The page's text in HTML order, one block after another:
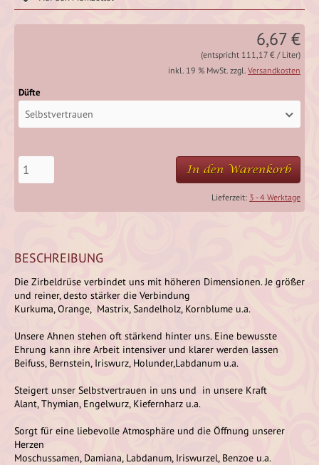
6,67 €
(entspricht 111,17 € / Liter)
inkl. 19 % MwSt. zzgl. Versandkosten
Düfte
Selbstvertrauen
In den Warenkorb
Lieferzeit: 3 - 4 Werktage
BESCHREIBUNG
Die Zirbeldrüse verbindet uns mit höheren Dimensionen. Je größer
und reiner, desto stärker die Verbindung
Kurkuma, Orange, Mastrix, Sandelholz, Kornblume u.a.
Unsere Ahnen stehen oft stärkend hinter uns. Eine bewusste
Ehrung kann ihre Arbeit intensiver und klarer werden lassen
Beifuss, Bernstein, Iriswurz, Holunder,Labdanum u.a.
Steigert unser Selbstvertrauen in uns und in unsere Kraft
Alant, Thymian, Engelwurz, Kiefernharz u.a.
Sorgt für eine liebevolle Atmosphäre und die Öffnung unserer
Herzen
Moschussamen, Damiana, Labdanum, Iriswurzel, Benzoe u.a.